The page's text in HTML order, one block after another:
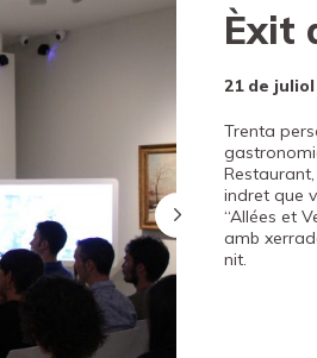
Èxit
21 de juliol
Trenta
indret que
“Allées et
amb
nit.